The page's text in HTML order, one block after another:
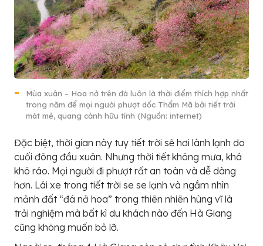
Mùa xuân – Hoa nở trên đá luôn là thời điểm thích hợp nhất
trong năm để mọi người phượt dốc Thẩm Mã bởi tiết trời
mát mẻ, quang cảnh hữu tình (Nguồn: internet)
Đặc biệt, thời gian này tuy tiết trời sẽ hơi lành lạnh do
cuối đông đầu xuân. Nhưng thời tiết không mưa, khá
khô ráo. Mọi người đi phượt rất an toàn và dễ dàng
hơn. Lái xe trong tiết trời se se lạnh và ngắm nhìn
mảnh đất “đá nở hoa” trong thiên nhiên hùng vĩ là
trải nghiệm mà bất kì du khách nào đến Hà Giang
cũng không muốn bỏ lỡ.